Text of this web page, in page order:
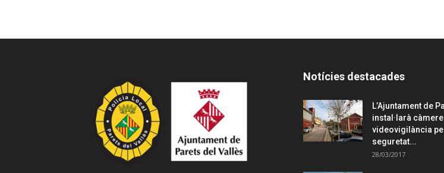
Notícies destacades
L’Ajuntament de
instal·larà
videovigilància
seguretat...
28/03/2017